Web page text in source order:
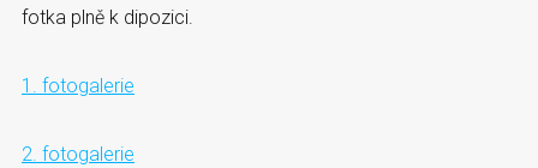
fotka plně k dipozici.
1. fotogalerie
2. fotogalerie